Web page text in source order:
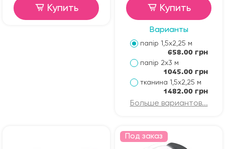
Купить Купить
Варианты
папір 1,5х2,25 м
658.00 грн
папір 2х3 м
1045.00 грн
тканина 1,5х2,25 м
1482.00 грн
Больше вариантов...
Под заказ